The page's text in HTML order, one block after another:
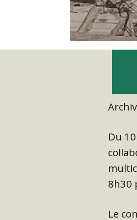
Du
8h30
Le